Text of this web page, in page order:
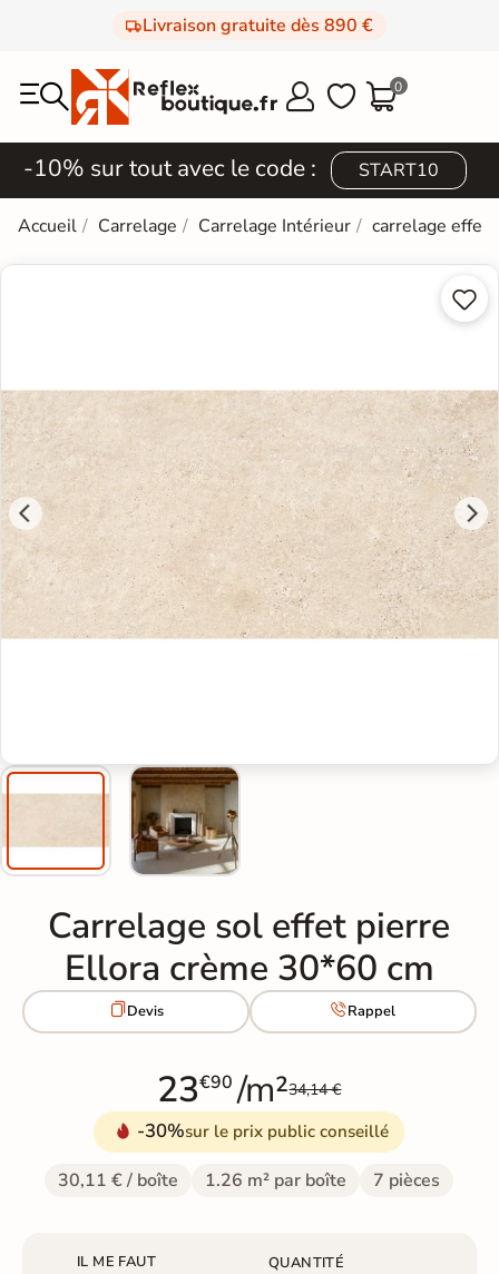
Livraison gratuite dès 890 €
  0
-10% sur tout avec le code : START10
Accueil Carrelage Carrelage Intérieur carrelage effet


Carrelage sol effet pierre
Ellora crème 30*60 cm
Devis Rappel
23€90 /m²34,14 €
-30%sur le prix public conseillé
30,11 € / boîte 1.26 m² par boîte 7 pièces
IL ME FAUT QUANTITÉ